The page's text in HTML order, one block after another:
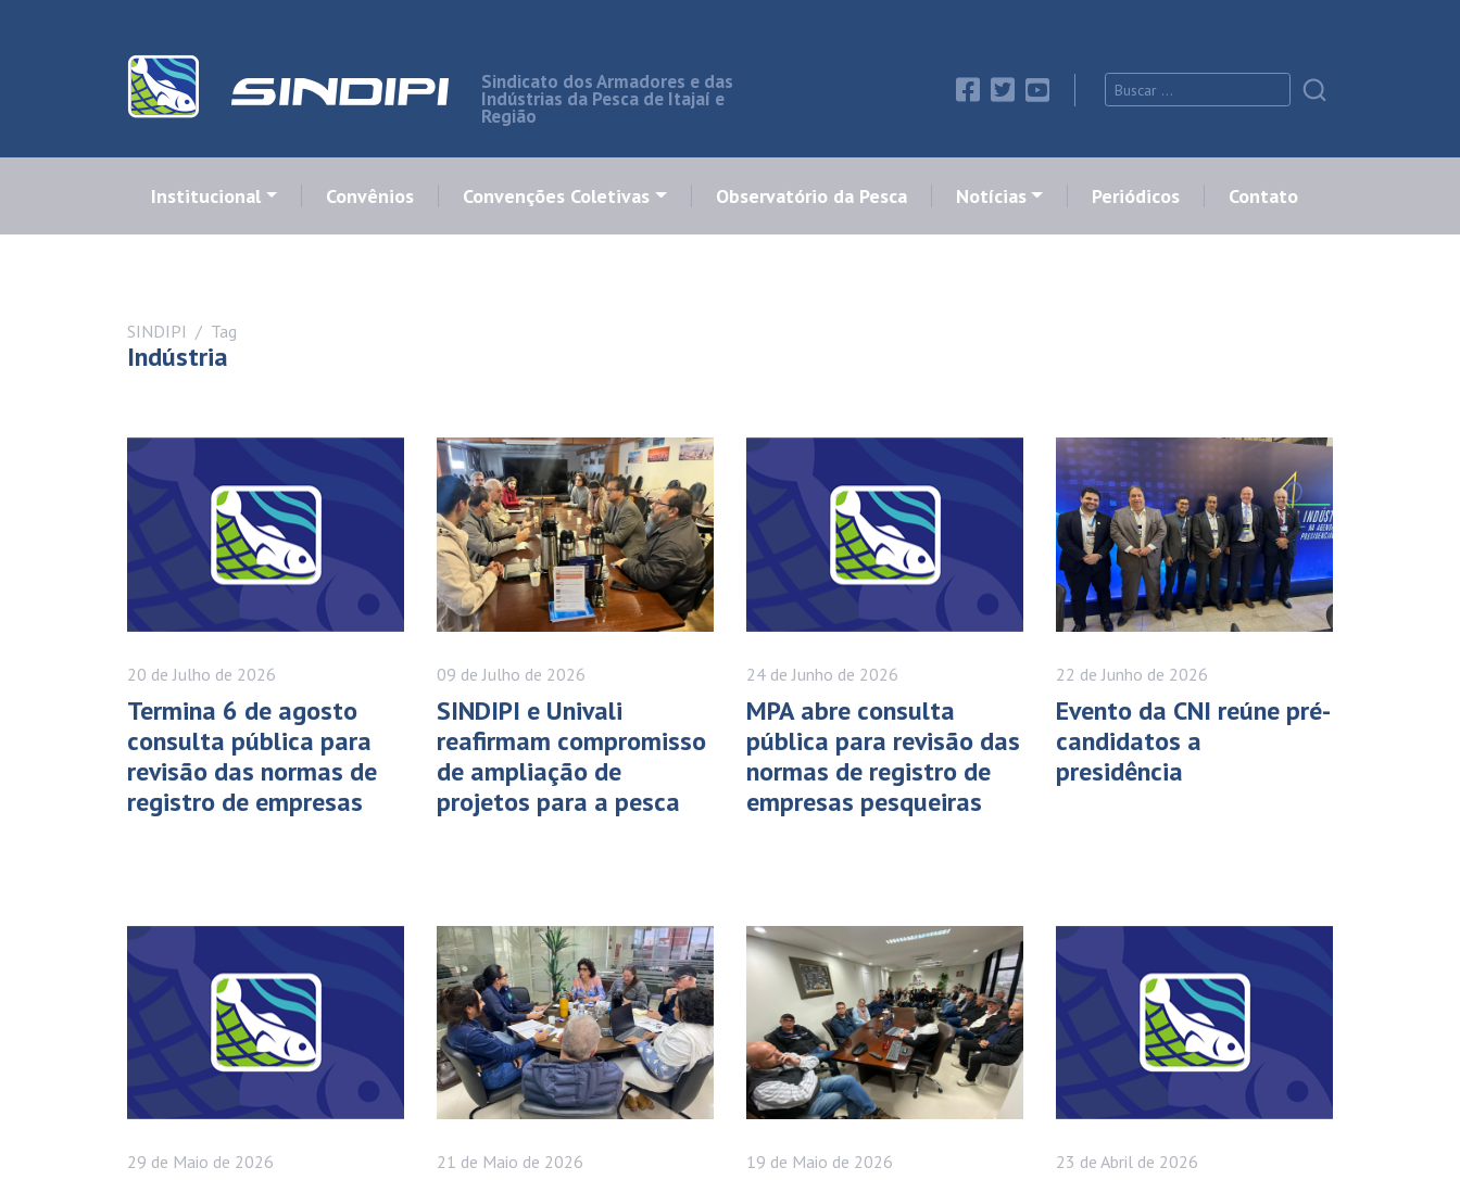
Sindicato dos Armadores e das
Indústrias da Pesca de Itajaí e
Região
Institucional Convênios Convenções Coletivas Observatório da Pesca Notícias Periódicos Contato
SINDIPI Tag
Indústria
20 de Julho de 2026
Termina 6 de agosto
consulta pública para
revisão das normas de
registro de empresas
09 de Julho de 2026
SINDIPI e Univali
reafirmam compromisso
de ampliação de
projetos para a pesca
24 de Junho de 2026
MPA abre consulta
pública para revisão das
normas de registro de
empresas pesqueiras
22 de Junho de 2026
Evento da CNI reúne pré-
candidatos a
presidência
29 de Maio de 2026 21 de Maio de 2026 19 de Maio de 2026 23 de Abril de 2026